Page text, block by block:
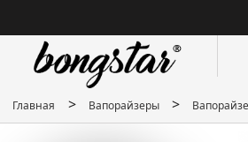
Главная > Вапорайзеры >